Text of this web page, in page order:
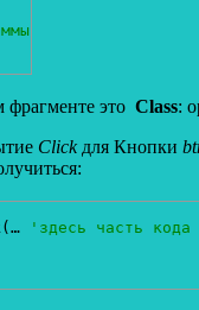
фрагменте это Class:
Click для Кнопки
'здесь часть кода